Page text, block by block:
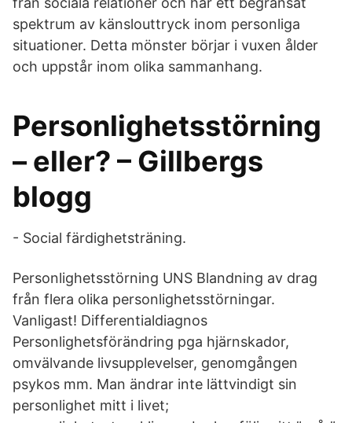
spektrum av känslouttryck inom personliga
situationer. Detta mönster börjar i vuxen ålder
och uppstår inom olika sammanhang.
Personlighetsstörning
– eller? – Gillbergs
blogg
- Social färdighetsträning.
Personlighetsstörning UNS Blandning av drag
från flera olika personlighetsstörningar.
Vanligast! Differentialdiagnos
Personlighetsförändring pga hjärnskador,
omvälvande livsupplevelser, genomgången
psykos mm. Man ändrar inte lättvindigt sin
personlighet mitt i livet;